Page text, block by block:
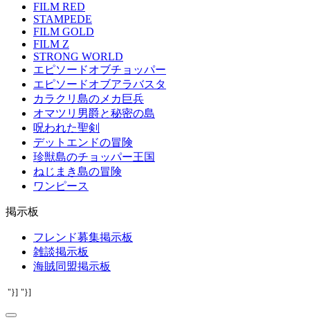
FILM RED
STAMPEDE
FILM GOLD
FILM Z
STRONG WORLD
エピソードオブチョッパー
エピソードオブアラバスタ
カラクリ島のメカ巨兵
オマツリ男爵と秘密の島
呪われた聖剣
デットエンドの冒険
珍獣島のチョッパー王国
ねじまき島の冒険
ワンピース
掲示板
フレンド募集掲示板
雑談掲示板
海賊同盟掲示板
"}] "}]